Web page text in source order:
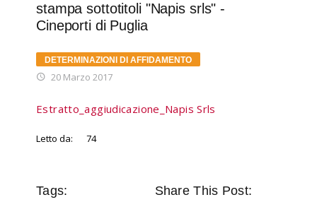
stampa sottotitoli "Napis srls" -
Cineporti di Puglia
DETERMINAZIONI DI AFFIDAMENTO
20 Marzo 2017
Estratto_aggiudicazione_Napis Srls
Letto da: 74
Tags: Share This Post: